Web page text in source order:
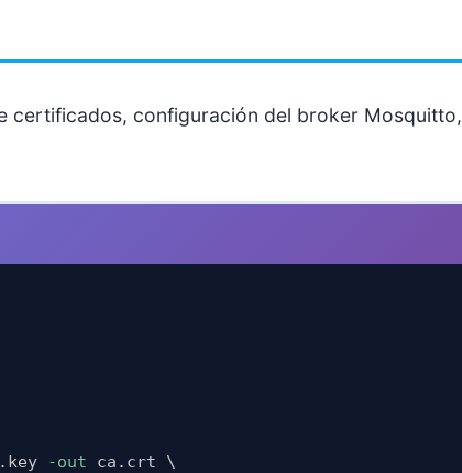
certificados, configuración del broker Mosquitto,
-out ca.crt \